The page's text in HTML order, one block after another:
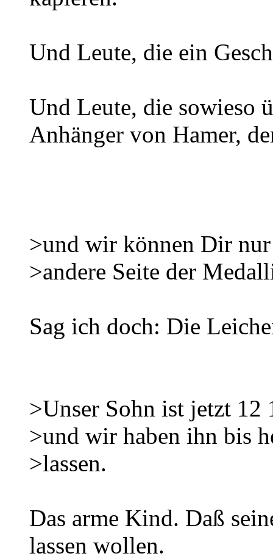
Und Leute, die ein
Und Leute, die sowieso
Anhänger von Hamer,
>und wir können Dir
>andere Seite der
Sag ich doch: Die
>Unser Sohn ist jetzt 12
>und wir haben ihn bis
>lassen.
Das arme Kind. Daß
lassen wollen.